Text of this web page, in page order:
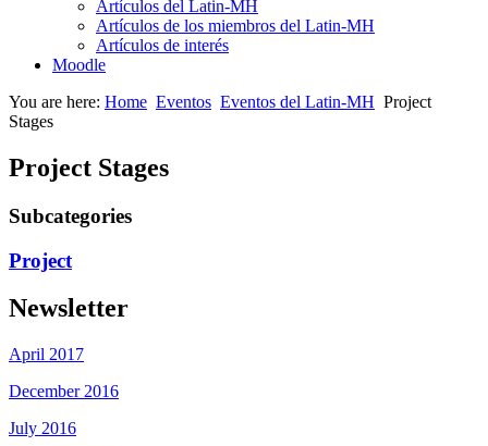
Artículos del Latin-MH
Artículos de los miembros del Latin-MH
Artículos de interés
Moodle
You are here: Home Eventos Eventos del Latin-MH Project
Stages
Project Stages
Subcategories
Project
Newsletter
April 2017
December 2016
July 2016